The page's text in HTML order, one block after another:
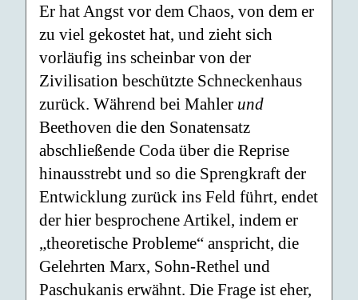
Er hat Angst vor dem Chaos, von dem er
zu viel gekostet hat, und zieht sich
vorläufig ins scheinbar von der
Zivilisation beschützte Schneckenhaus
zurück. Während bei Mahler und
Beethoven die den Sonatensatz
abschließende Coda über die Reprise
hinausstrebt und so die Sprengkraft der
Entwicklung zurück ins Feld führt, endet
der hier besprochene Artikel, indem er
„theoretische Probleme“ anspricht, die
Gelehrten Marx, Sohn-Rethel und
Paschukanis erwähnt. Die Frage ist eher,